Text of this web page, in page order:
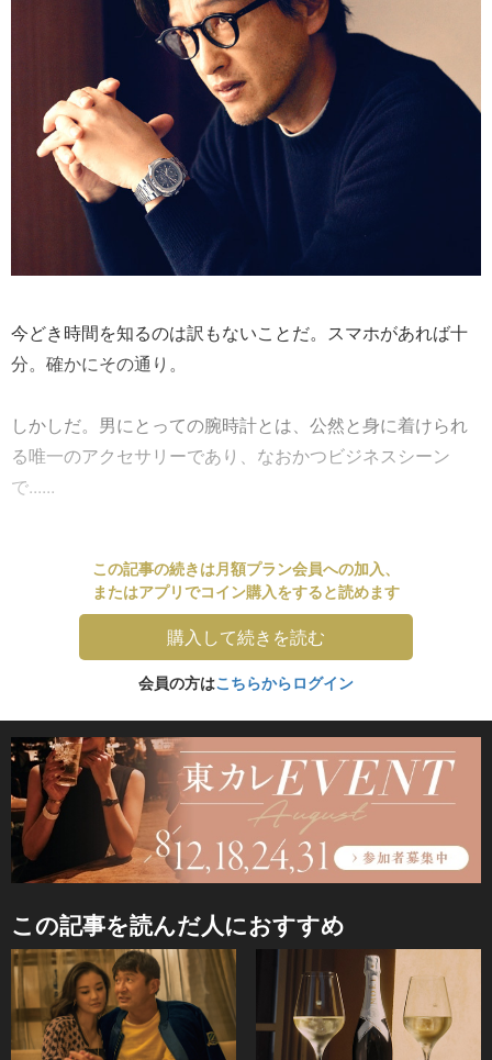
今どき時間を知るのは訳もないことだ。スマホがあれば十
分。確かにその通り。
しかしだ。男にとっての腕時計とは、公然と身に着けられ
る唯一のアクセサリーであり、なおかつビジネスシーン
で......
この記事の続きは月額プラン会員への加入、
またはアプリでコイン購入をすると読めます
購入して続きを読む
会員の方はこちらからログイン
この記事を読んだ人におすすめ